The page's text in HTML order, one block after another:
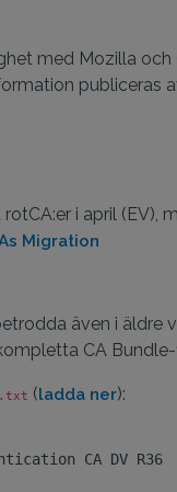
med Mozilla
publiceras
i april (EV),
Migration
även i
CA Bundle-
(ladda ner):
CA DV R36